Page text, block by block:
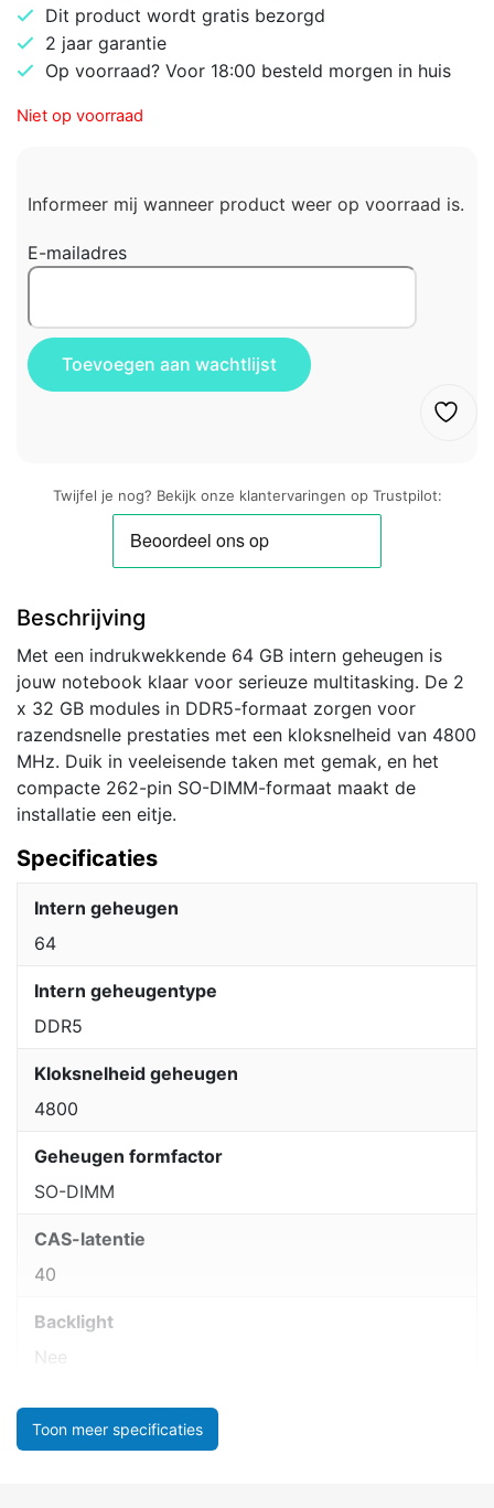
Dit product wordt gratis bezorgd
2 jaar garantie
Op voorraad? Voor 18:00 besteld morgen in huis
Niet op voorraad
Informeer mij wanneer product weer op voorraad is.
E-mailadres
Twijfel je nog? Bekijk onze klantervaringen op Trustpilot:
Beschrijving
Met een indrukwekkende 64 GB intern geheugen is
jouw notebook klaar voor serieuze multitasking. De 2
x 32 GB modules in DDR5-formaat zorgen voor
razendsnelle prestaties met een kloksnelheid van 4800
MHz. Duik in veeleisende taken met gemak, en het
compacte 262-pin SO-DIMM-formaat maakt de
installatie een eitje.
Specificaties
Intern geheugen
64
Intern geheugentype
DDR5
Kloksnelheid geheugen
4800
Geheugen formfactor
SO-DIMM
CAS-latentie
40
Backlight
Nee
Toon meer specificaties